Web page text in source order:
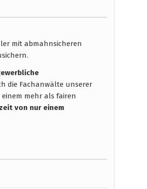
mit abmahnsicheren
die Fachanwälte unserer
mehr als fairen
von nur einem